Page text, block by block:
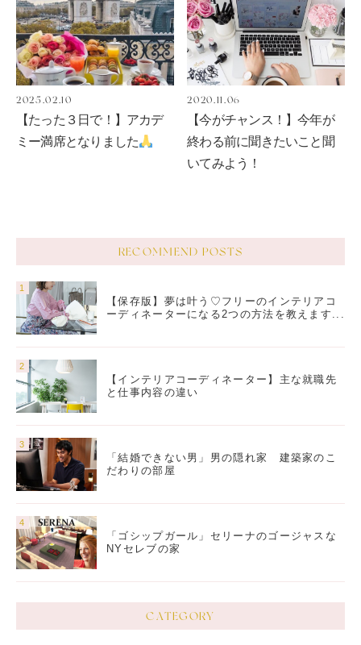
2025.02.10
【たった３日で！】アカデ
ミー満席となりました
2020.11.06
【今がチャンス！】今年が
終わる前に聞きたいこと聞
いてみよう！
RECOMMEND POSTS
【保存版】夢は叶う♡フリーのインテリアコ
ーディネーターになる2つの方法を教えます...
【インテリアコーディネーター】主な就職先
と仕事内容の違い
「結婚できない男」男の隠れ家 建築家のこ
だわりの部屋
「ゴシップガール」セリーナのゴージャスな
NYセレブの家
CATEGORY